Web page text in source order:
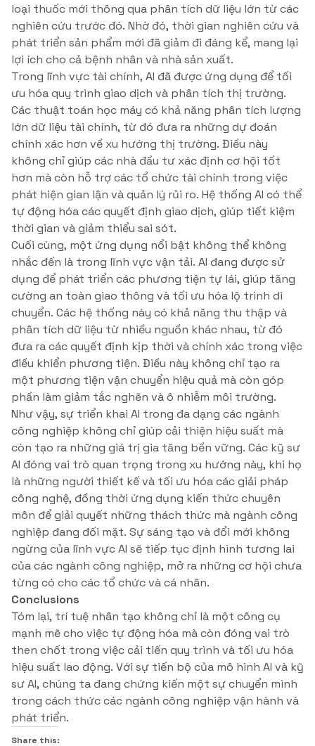
loại thuốc mới thông qua phân tích dữ liệu lớn từ các
nghiên cứu trước đó. Nhờ đó, thời gian nghiên cứu và
phát triển sản phẩm mới đã giảm đi đáng kể, mang lại
lợi ích cho cả bệnh nhân và nhà sản xuất.
Trong lĩnh vực tài chính, AI đã được ứng dụng để tối
ưu hóa quy trình giao dịch và phân tích thị trường.
Các thuật toán học máy có khả năng phân tích lượng
lớn dữ liệu tài chính, từ đó đưa ra những dự đoán
chính xác hơn về xu hướng thị trường. Điều này
không chỉ giúp các nhà đầu tư xác định cơ hội tốt
hơn mà còn hỗ trợ các tổ chức tài chính trong việc
phát hiện gian lận và quản lý rủi ro. Hệ thống AI có thể
tự động hóa các quyết định giao dịch, giúp tiết kiệm
thời gian và giảm thiểu sai sót.
Cuối cùng, một ứng dụng nổi bật không thể không
nhắc đến là trong lĩnh vực vận tải. AI đang được sử
dụng để phát triển các phương tiện tự lái, giúp tăng
cường an toàn giao thông và tối ưu hóa lộ trình di
chuyển. Các hệ thống này có khả năng thu thập và
phân tích dữ liệu từ nhiều nguồn khác nhau, từ đó
đưa ra các quyết định kịp thời và chính xác trong việc
điều khiển phương tiện. Điều này không chỉ tạo ra
một phương tiện vận chuyển hiệu quả mà còn góp
phần làm giảm tắc nghẽn và ô nhiễm môi trường.
Như vậy, sự triển khai AI trong đa dạng các ngành
công nghiệp không chỉ giúp cải thiện hiệu suất mà
còn tạo ra những giá trị gia tăng bền vững. Các kỹ sư
AI đóng vai trò quan trọng trong xu hướng này, khi họ
là những người thiết kế và tối ưu hóa các giải pháp
công nghệ, đồng thời ứng dụng kiến thức chuyên
môn để giải quyết những thách thức mà ngành công
nghiệp đang đối mặt. Sự sáng tạo và đổi mới không
ngừng của lĩnh vực AI sẽ tiếp tục định hình tương lai
của các ngành công nghiệp, mở ra những cơ hội chưa
từng có cho các tổ chức và cá nhân.
Conclusions
Tóm lại, trí tuệ nhân tạo không chỉ là một công cụ
mạnh mẽ cho việc tự động hóa mà còn đóng vai trò
then chốt trong việc cải tiến quy trình và tối ưu hóa
hiệu suất lao động. Với sự tiến bộ của mô hình AI và kỹ
sư AI, chúng ta đang chứng kiến một sự chuyển mình
trong cách thức các ngành công nghiệp vận hành và
phát triển.
Share this: